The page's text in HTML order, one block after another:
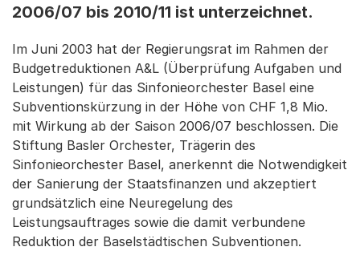
2006/07 bis 2010/11 ist unterzeichnet.
Im Juni 2003 hat der Regierungsrat im Rahmen der
Budgetreduktionen A&L (Überprüfung Aufgaben und
Leistungen) für das Sinfonieorchester Basel eine
Subventionskürzung in der Höhe von CHF 1,8 Mio.
mit Wirkung ab der Saison 2006/07 beschlossen. Die
Stiftung Basler Orchester, Trägerin des
Sinfonieorchester Basel, anerkennt die Notwendigkeit
der Sanierung der Staatsfinanzen und akzeptiert
grundsätzlich eine Neuregelung des
Leistungsauftrages sowie die damit verbundene
Reduktion der Baselstädtischen Subventionen.